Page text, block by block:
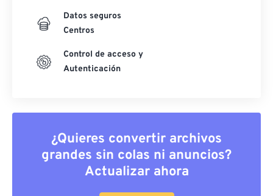
Datos seguros
Centros
Control de acceso y
Autenticación
¿Quieres convertir archivos
grandes sin colas ni anuncios?
Actualizar ahora